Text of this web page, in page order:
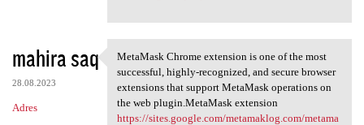
mahira saq
28.08.2023
Adres
MetaMask Chrome extension is
MetaMask Chrome extension is one of the most
successful, highly-recognized, and secure browser
extensions that support MetaMask operations on
the web plugin.MetaMask extension
https://sites.google.com/metamaklog.com/metama